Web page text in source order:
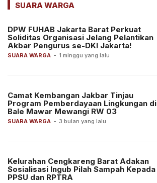
SUARA WARGA
SUARA WARGA - 1 minggu yang lalu
DPW FUHAB Jakarta Barat Perkuat
Soliditas Organisasi Jelang Pelantikan
Akbar Pengurus se-DKI Jakarta!
SUARA WARGA - 3 bulan yang lalu
Camat Kembangan Jakbar Tinjau
Program Pemberdayaan Lingkungan di
Bale Mawar Mewangi RW 03
Kelurahan Cengkareng Barat Adakan
Sosialisasi Ingub Pilah Sampah Kepada
PPSU dan RPTRA